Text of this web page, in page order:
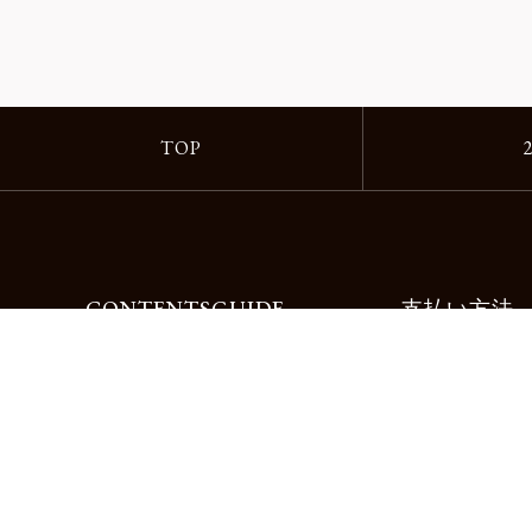
TOP
CONTENTSGUIDE 支払い方法